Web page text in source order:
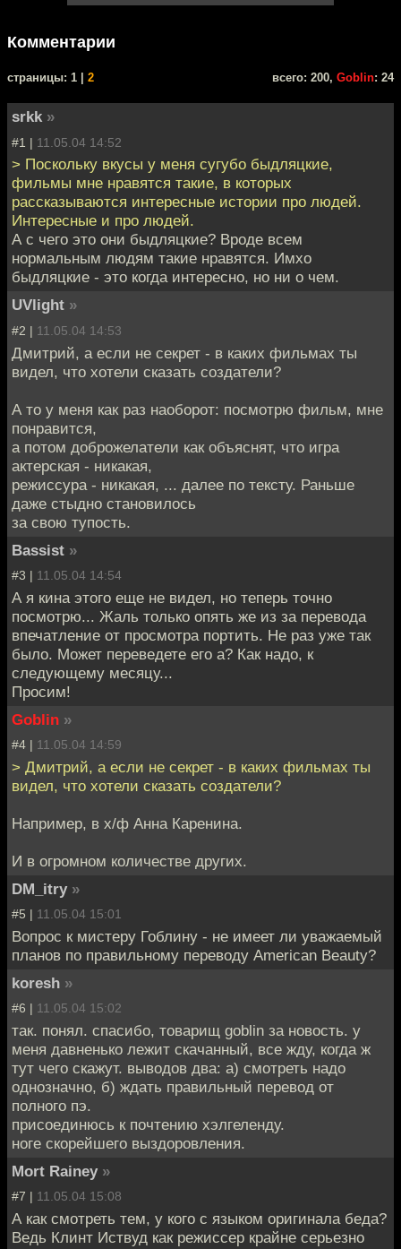
Комментарии
cтраницы: 1 | 2 всего: 200, Goblin: 24
srkk »
#1 | 11.05.04 14:52
> Поскольку вкусы у меня сугубо быдляцкие,
фильмы мне нравятся такие, в которых
рассказываются интересные истории про людей.
Интересные и про людей.
А с чего это они быдляцкие? Вроде всем
нормальным людям такие нравятся. Имхо
быдляцкие - это когда интересно, но ни о чем.
UVlight »
#2 | 11.05.04 14:53
Дмитрий, а если не секрет - в каких фильмах ты
видел, что хотели сказать создатели?
А то у меня как раз наоборот: посмотрю фильм, мне
понравится,
а потом доброжелатели как объяснят, что игра
актерская - никакая,
режиссура - никакая, ... далее по тексту. Раньше
даже стыдно становилось
за свою тупость.
Bassist »
#3 | 11.05.04 14:54
А я кина этого еще не видел, но теперь точно
посмотрю... Жаль только опять же из за перевода
впечатление от просмотра портить. Не раз уже так
было. Может переведете его а? Как надо, к
следующему месяцу...
Просим!
Goblin »
#4 | 11.05.04 14:59
> Дмитрий, а если не секрет - в каких фильмах ты
видел, что хотели сказать создатели?
Например, в х/ф Анна Каренина.
И в огромном количестве других.
DM_itry »
#5 | 11.05.04 15:01
Вопрос к мистеру Гоблину - не имеет ли уважаемый
планов по правильному переводу American Beauty?
koresh »
#6 | 11.05.04 15:02
так. понял. спасибо, товарищ goblin за новость. у
меня давненько лежит скачанный, все жду, когда ж
тут чего скажут. выводов два: а) смотреть надо
однозначно, б) ждать правильный перевод от
полного пэ.
присоединюсь к почтению хэлгеленду.
ноге скорейшего выздоровления.
Mort Rainey »
#7 | 11.05.04 15:08
А как смотреть тем, у кого с языком оригинала беда?
Ведь Клинт Иствуд как режиссер крайне серьезно